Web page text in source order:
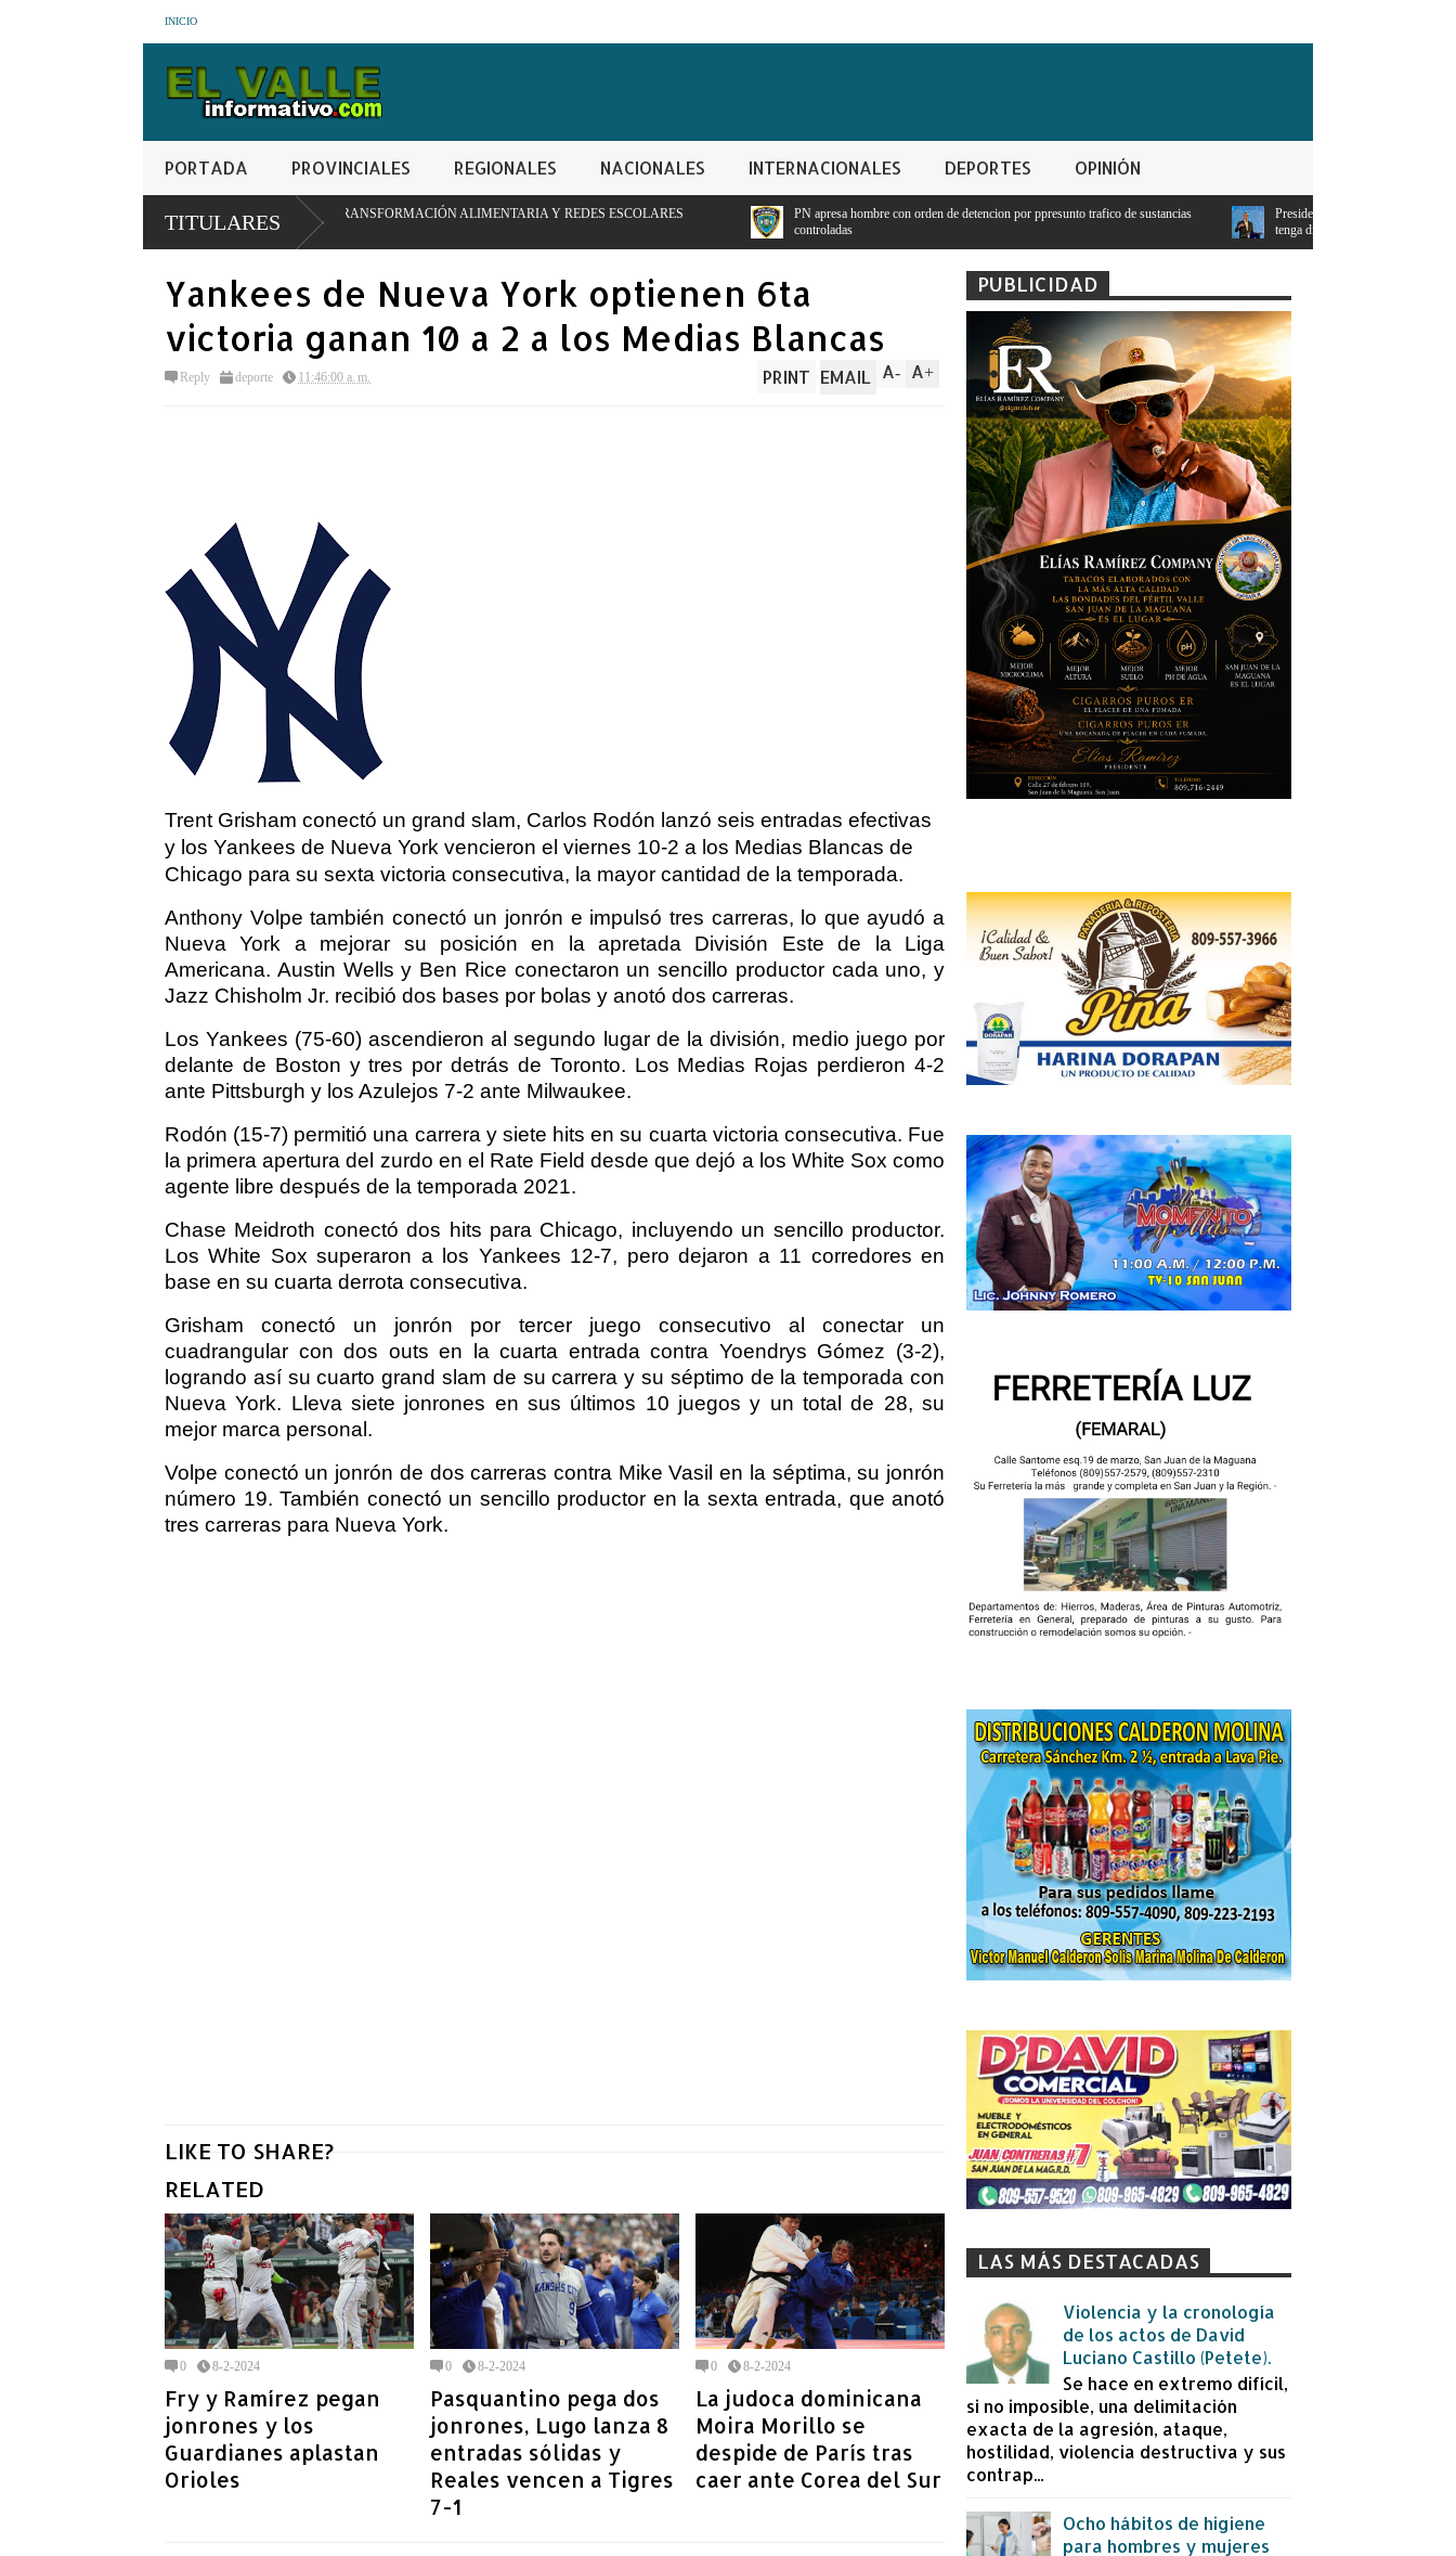
INICIO
PORTADA PROVINCIALES REGIONALES NACIONALES INTERNACIONALES DEPORTES OPINIÓN
TITULARES
MODELO PIONERO DE TRANSFORMACIÓN ALIMENTARIA Y REDES ESCOLARES
PN apresa hombre con orden de detencion por ppresunto trafico de sustancias
Presidente Abinader: Ningún estudiante con notas mayores
Yankees de Nueva York optienen 6ta
victoria ganan 10 a 2 a los Medias Blancas
Reply deporte 11:46:00 a. m. A+
A-
PRINT EMAIL
Trent Grisham conectó un grand slam, Carlos Rodón lanzó seis entradas efectivas
y los Yankees de Nueva York vencieron el viernes 10-2 a los Medias Blancas de
Chicago para su sexta victoria consecutiva, la mayor cantidad de la temporada.
Anthony Volpe también conectó un jonrón e impulsó tres carreras, lo que ayudó a
Nueva York a mejorar su posición en la apretada División Este de la Liga
Americana. Austin Wells y Ben Rice conectaron un sencillo productor cada uno, y
Jazz Chisholm Jr. recibió dos bases por bolas y anotó dos carreras.
Los Yankees (75-60) ascendieron al segundo lugar de la división, medio juego por
delante de Boston y tres por detrás de Toronto. Los Medias Rojas perdieron 4-2
ante Pittsburgh y los Azulejos 7-2 ante Milwaukee.
Rodón (15-7) permitió una carrera y siete hits en su cuarta victoria consecutiva. Fue
la primera apertura del zurdo en el Rate Field desde que dejó a los White Sox como
agente libre después de la temporada 2021.
Chase Meidroth conectó dos hits para Chicago, incluyendo un sencillo productor.
Los White Sox superaron a los Yankees 12-7, pero dejaron a 11 corredores en
base en su cuarta derrota consecutiva.
Grisham conectó un jonrón por tercer juego consecutivo al conectar un
cuadrangular con dos outs en la cuarta entrada contra Yoendrys Gómez (3-2),
logrando así su cuarto grand slam de su carrera y su séptimo de la temporada con
Nueva York. Lleva siete jonrones en sus últimos 10 juegos y un total de 28, su
mejor marca personal.
Volpe conectó un jonrón de dos carreras contra Mike Vasil en la séptima, su jonrón
número 19. También conectó un sencillo productor en la sexta entrada, que anotó
tres carreras para Nueva York.
LIKE TO SHARE?
RELATED
0 8-2-2024
Fry y Ramírez pegan
jonrones y los
Guardianes aplastan
Orioles
0 8-2-2024
Pasquantino pega dos
jonrones, Lugo lanza 8
entradas sólidas y
Reales vencen a Tigres
7-1
0 8-2-2024
La judoca dominicana
Moira Morillo se
despide de París tras
caer ante Corea del Sur
PUBLICIDAD
LAS MÁS DESTACADAS
Violencia y la cronología
de los actos de David
Luciano Castillo (Petete).
Se hace en extremo difícil,
si no imposible, una delimitación
exacta de la agresión, ataque,
hostilidad, violencia destructiva y sus
contrap...
Ocho hábitos de higiene
para hombres y mujeres